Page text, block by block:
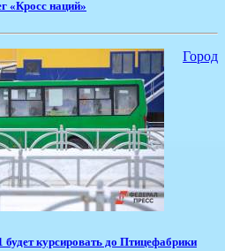
«Кросс наций»
Город
курсировать до Птицефабрики